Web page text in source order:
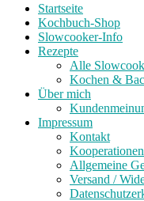
Startseite
Kochbuch-Shop
Slowcooker-Info
Rezepte
Alle
Kochen &
Über mich
Impressum
Kontakt
Allgemeine
Versand /